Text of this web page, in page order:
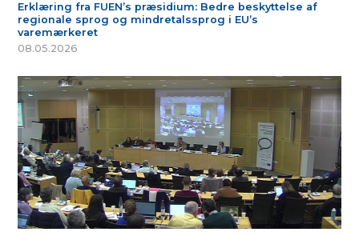
Erklæring fra FUEN’s præsidium: Bedre beskyttelse af
regionale sprog og mindretalssprog i EU’s
varemærkeret
08.05.2026